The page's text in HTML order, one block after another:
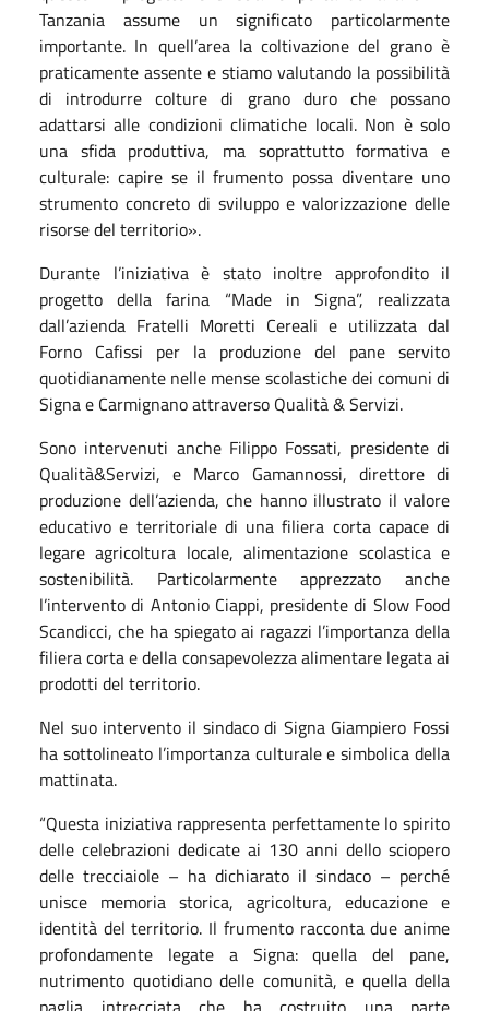
Tanzania assume un significato particolarmente
importante. In quell’area la coltivazione del grano è
praticamente assente e stiamo valutando la possibilità
di introdurre colture di grano duro che possano
adattarsi alle condizioni climatiche locali. Non è solo
una sfida produttiva, ma soprattutto formativa e
culturale: capire se il frumento possa diventare uno
strumento concreto di sviluppo e valorizzazione delle
risorse del territorio».
Durante l’iniziativa è stato inoltre approfondito il
progetto della farina “Made in Signa”, realizzata
dall’azienda Fratelli Moretti Cereali e utilizzata dal
Forno Cafissi per la produzione del pane servito
quotidianamente nelle mense scolastiche dei comuni di
Signa e Carmignano attraverso Qualità & Servizi.
Sono intervenuti anche Filippo Fossati, presidente di
Qualità&Servizi, e Marco Gamannossi, direttore di
produzione dell’azienda, che hanno illustrato il valore
educativo e territoriale di una filiera corta capace di
legare agricoltura locale, alimentazione scolastica e
sostenibilità. Particolarmente apprezzato anche
l’intervento di Antonio Ciappi, presidente di Slow Food
Scandicci, che ha spiegato ai ragazzi l’importanza della
filiera corta e della consapevolezza alimentare legata ai
prodotti del territorio.
Nel suo intervento il sindaco di Signa Giampiero Fossi
ha sottolineato l’importanza culturale e simbolica della
mattinata.
“Questa iniziativa rappresenta perfettamente lo spirito
delle celebrazioni dedicate ai 130 anni dello sciopero
delle trecciaiole – ha dichiarato il sindaco – perché
unisce memoria storica, agricoltura, educazione e
identità del territorio. Il frumento racconta due anime
profondamente legate a Signa: quella del pane,
nutrimento quotidiano delle comunità, e quella della